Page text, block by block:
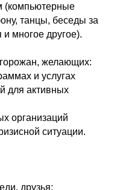
(компьютерные
танцы, беседы за
многое другое).
желающих:
и услугах
для активных
организаций
ситуации.
друзья;